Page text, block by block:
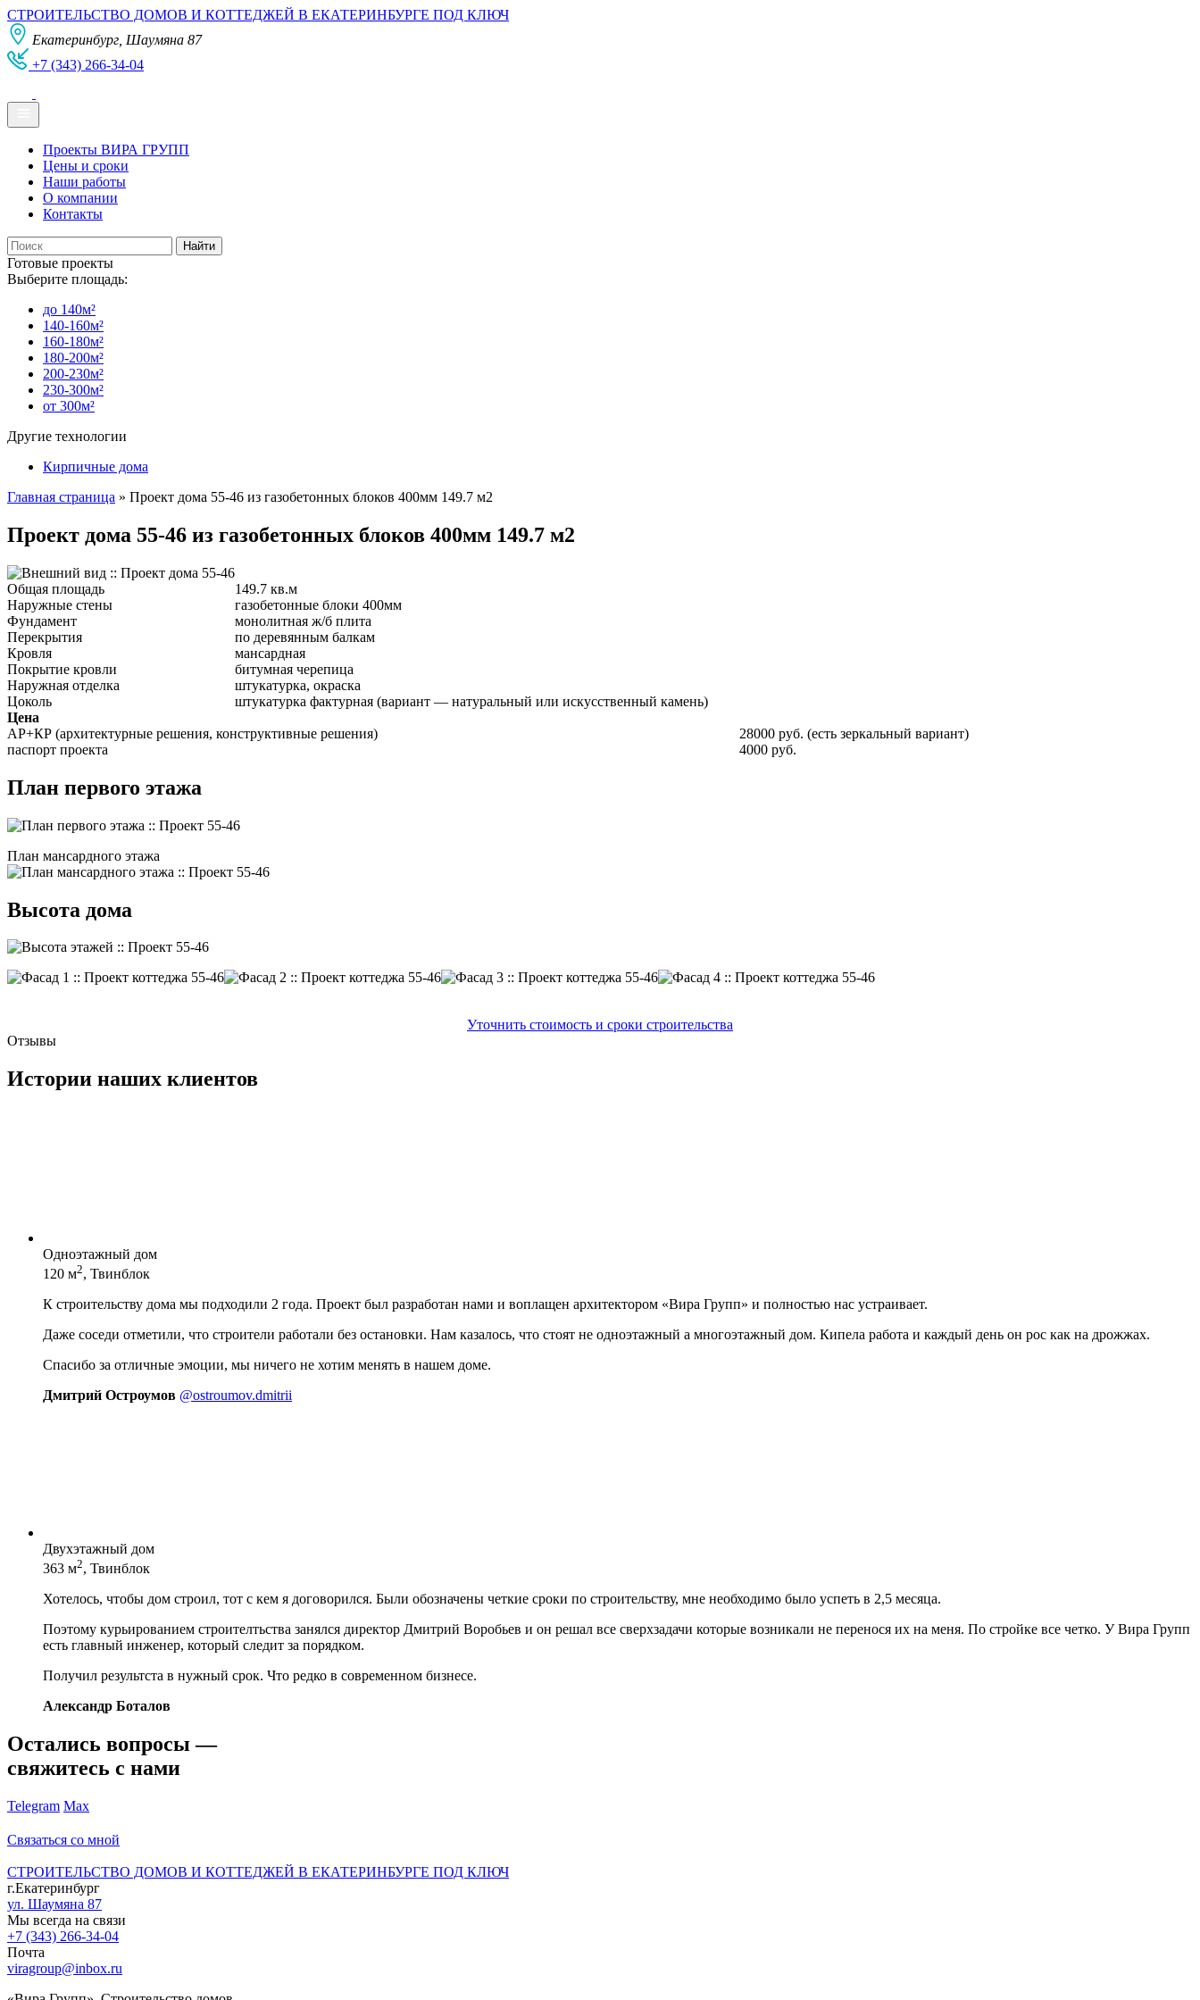
СТРОИТЕЛЬСТВО ДОМОВ И КОТТЕДЖЕЙ В ЕКАТЕРИНБУРГЕ ПОД КЛЮЧ
Екатеринбург, Шаумяна 87
+7 (343) 266-34-04
Проекты ВИРА ГРУПП
Цены и сроки
Наши работы
О компании
Контакты
Готовые проекты
Выберите площадь:
до 140м²
140-160м²
160-180м²
180-200м²
200-230м²
230-300м²
от 300м²
Другие технологии
Кирпичные дома
Главная страница » Проект дома 55-46 из газобетонных блоков 400мм 149.7 м2
Проект дома 55-46 из газобетонных блоков 400мм 149.7 м2
Общая площадь
149.7 кв.м
Наружные стены
газобетонные блоки 400мм
Фундамент
монолитная ж/б плита
Перекрытия
по деревянным балкам
Кровля
мансардная
Покрытие кровли
битумная черепица
Наружная отделка
штукатурка, окраска
Цоколь
штукатурка фактурная (вариант — натуральный или искусственный камень)
Цена
АР+КР (архитектурные решения, конструктивные решения)
28000 руб. (есть зеркальный вариант)
паспорт проекта
4000 руб.
План первого этажа
План мансардного этажа
Высота дома
Уточнить стоимость и сроки строительства
Отзывы
Истории наших клиентов
Одноэтажный дом
120 м2, Твинблок
К строительству дома мы подходили 2 года. Проект был разработан нами и воплащен архитектором «Вира Групп» и полностью нас устраивает.
Даже соседи отметили, что строители работали без остановки. Нам казалось, что стоят не одноэтажный а многоэтажный дом. Кипела работа и каждый день он рос как на дрожжах.
Спасибо за отличные эмоции, мы ничего не хотим менять в нашем доме.
Дмитрий Остроумов @ostroumov.dmitrii
Двухэтажный дом
363 м2, Твинблок
Хотелось, чтобы дом строил, тот с кем я договорился. Были обозначены четкие сроки по строительству, мне необходимо было успеть в 2,5 месяца.
Поэтому курьированием строителтьства занялся директор Дмитрий Воробьев и он решал все сверхзадачи которые возникали не перенося их на меня. По стройке все четко. У Вира Групп
есть главный инженер, который следит за порядком.
Получил результста в нужный срок. Что редко в современном бизнесе.
Александр Боталов
Остались вопросы —
свяжитесь с нами
Telegram Max
Связаться со мной
СТРОИТЕЛЬСТВО ДОМОВ И КОТТЕДЖЕЙ В ЕКАТЕРИНБУРГЕ ПОД КЛЮЧ
г.Екатеринбург
ул. Шаумяна 87
Мы всегда на связи
+7 (343) 266-34-04
Почта
viragroup@inbox.ru